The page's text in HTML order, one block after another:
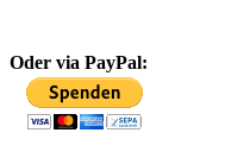
Oder via PayPal: